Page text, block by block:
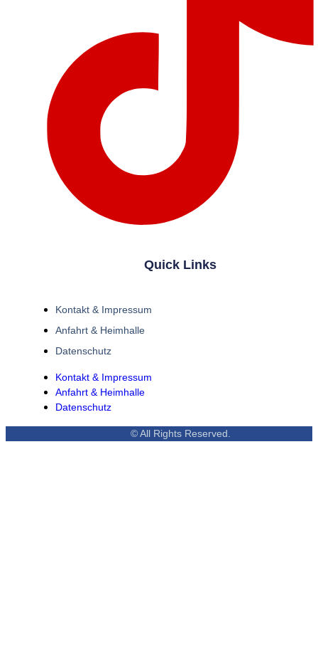
Quick Links
Kontakt & Impressum
Anfahrt & Heimhalle
Datenschutz
Kontakt & Impressum
Anfahrt & Heimhalle
Datenschutz
© All Rights Reserved.